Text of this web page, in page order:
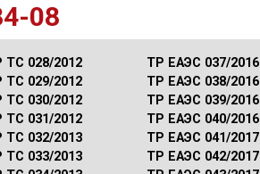
08
ТС 028/2012
ТС 029/2012
ТС 030/2012
ТС 031/2012
ТС 032/2013
ТС 033/2013
ТР ЕАЭС 037/2016
ТР ЕАЭС 038/2016
ТР ЕАЭС 039/2016
ТР ЕАЭС 040/2016
ТР ЕАЭС 041/2017
ТР ЕАЭС 042/2017